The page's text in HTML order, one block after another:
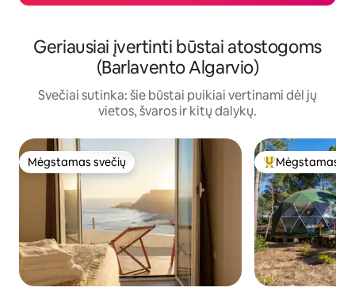
Geriausiai įvertinti būstai atostogoms
(Barlavento Algarvio)
Svečiai sutinka: šie būstai puikiai vertinami dėl jų
vietos, švaros ir kitų dalykų.
Mėgstamas svečių
Mėgstamas svečių Svečių
Mėgstamas